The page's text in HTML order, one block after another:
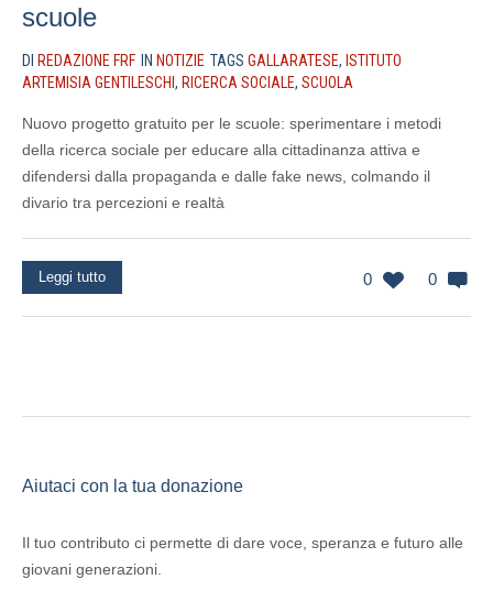
scuole
DI REDAZIONE FRF IN NOTIZIE TAGS GALLARATESE, ISTITUTO
ARTEMISIA GENTILESCHI , RICERCA SOCIALE, SCUOLA
Nuovo progetto gratuito per le scuole: sperimentare i metodi
della ricerca sociale per educare alla cittadinanza attiva e
difendersi dalla propaganda e dalle fake news, colmando il
divario tra percezioni e realtà
0 0
Leggi tutto
Aiutaci con la tua donazione
Il tuo contributo ci permette di dare voce, speranza e futuro alle
giovani generazioni.